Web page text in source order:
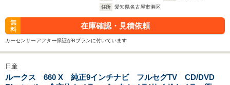
住所
愛知県名古屋市港区
無
料
在庫確認・見積依頼
カーセンサーアフター保証がBプランに付いています
日産
ルークス 660 X 純正9インチナビ フルセグTV CD/DVD